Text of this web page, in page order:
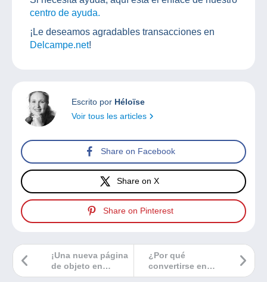
centro de ayuda.
¡Le deseamos agradables transacciones en
Delcampe.net!
Escrito por Héloïse
Voir tous les articles
Share on Facebook
Share on X
Share on Pinterest
¿Por qué
convertirse en
miembre del IPDA?
¡Una nueva página
de objeto en
Delcampe!